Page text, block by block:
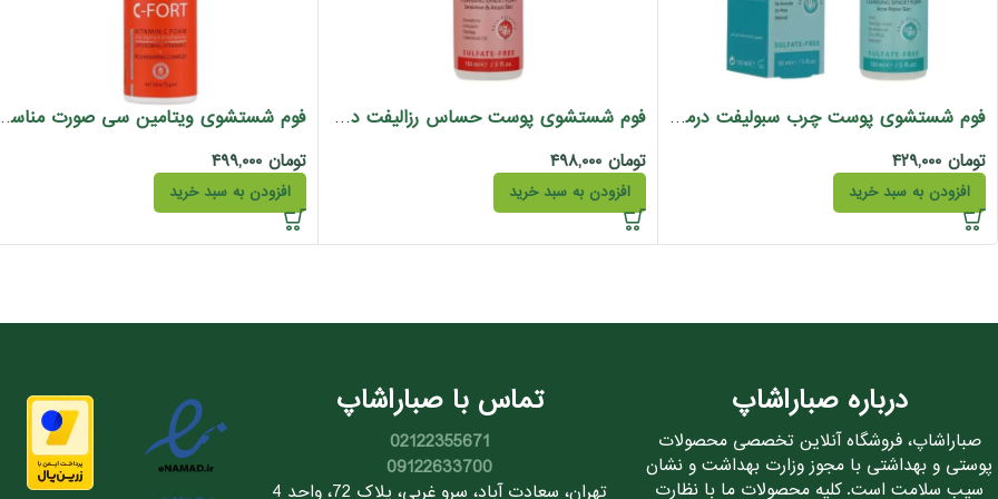
فوم شستشوی پوست چرب سبولیفت درمالیفت 150 میل
تومان
افزودن به سبد خرید
فوم شستشوی پوست حساس رزالیفت درمالیفت 150 میل
تومان
افزودن به سبد خرید
فوم شستشوی ویتامین سی صورت مناسب
تومان
افزودن به سبد خرید
درباره صباراشاپ
صباراشاپ، فروشگاه آنلاین تخصصی محصولات
پوستی و بهداشتی با مجوز وزارت بهداشت و نشان
سیب سلامت است. کلیه محصولات ما با نظارت
تماس با صباراشاپ
02122355671
09122633700
تهران، سعادت آباد، سرو غربی، پلاک 72، واحد 4